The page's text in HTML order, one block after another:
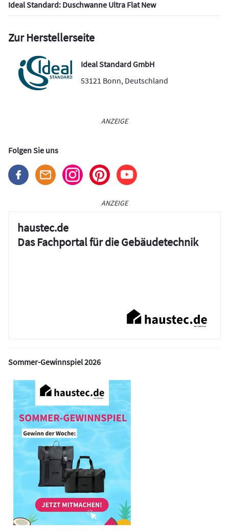
Ideal Standard: Duschwanne Ultra Flat New
Zur Herstellerseite
Ideal Standard GmbH
53121 Bonn, Deutschland
ANZEIGE
Folgen Sie uns
ANZEIGE
haustec.de
Das Fachportal für die Gebäudetechnik
Sommer-Gewinnspiel 2026